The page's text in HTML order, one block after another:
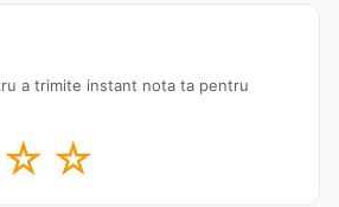
a trimite instant nota ta pentru
☆ ☆